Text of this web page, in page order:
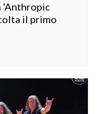
‘Anthropic
il primo